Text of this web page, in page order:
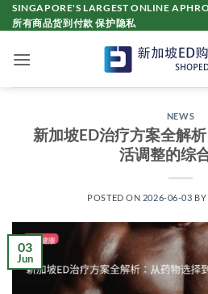
Skip
to
SINGAPORE'S LARGEST ONLINE
所有商品货到付款 保护隐私
NEWS
新加坡ED治疗方案全解
活调整的综
POSTED ON 2026-06-03 BY
03
Jun